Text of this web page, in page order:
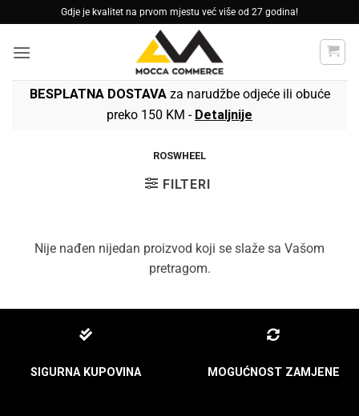
to
content
Gdje je kvalitet na prvom mjestu već više od 27 godina!
BESPLATNA DOSTAVAza narudžbe odjeće ili obuće
preko 150 KM - Detaljnije
ROSWHEEL
FILTERI
Nije nađen nijedan proizvod koji se slaže sa Vašom
pretragom.
SIGURNA KUPOVINA MOGUĆNOST ZAMJENE